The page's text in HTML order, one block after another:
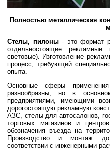
Полностью металлическая
Стелы, пилоны- это формат
отдельностоящие
световые). Изготовление
процесс, требующий
опыта.
Основные сферы
разнообразны, но в
предприятиями, имеющими
дорогостоящую рекламную
АЗС, стелы для автосалонов,
торговых магазинов и
обозначения въезда на
Производство и монтаж
соответствии с инженерными